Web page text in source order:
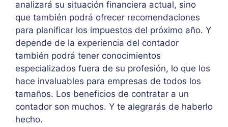
analizará su situación financiera actual, sino
que también podrá ofrecer recomendaciones
para planificar los impuestos del próximo año. Y
depende de la experiencia del contador
también podrá tener conocimientos
especializados fuera de su profesión, lo que los
hace invaluables para empresas de todos los
tamaños. Los beneficios de contratar a un
contador son muchos. Y te alegrarás de haberlo
hecho.